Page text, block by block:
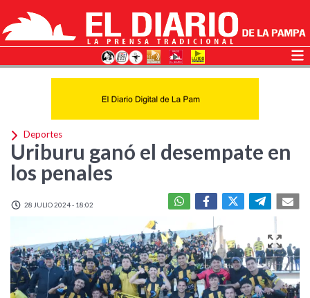
Deportes
Uriburu ganó el desempate en
los penales
28 JULIO 2024 - 18:02